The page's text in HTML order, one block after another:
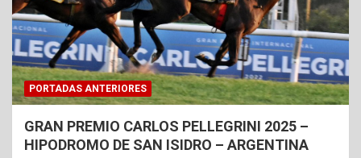
PORTADAS ANTERIORES
GRAN PREMIO CARLOS PELLEGRINI 2025 –
HIPODROMO DE SAN ISIDRO – ARGENTINA